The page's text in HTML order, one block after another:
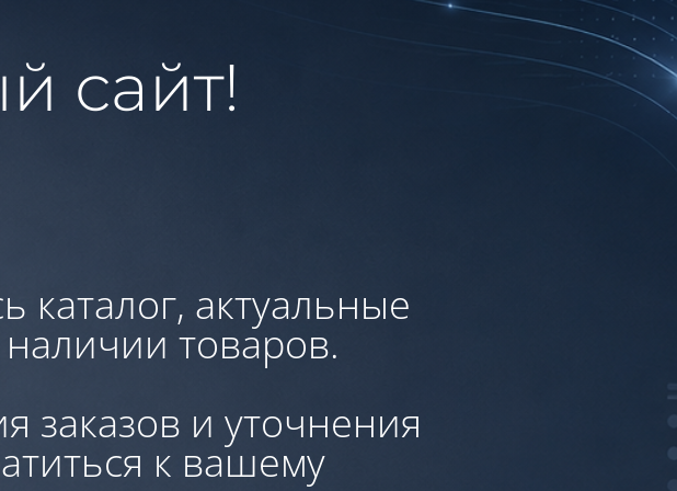
сайт!
каталог, актуальные
товаров.
заказов и уточнения
к вашему